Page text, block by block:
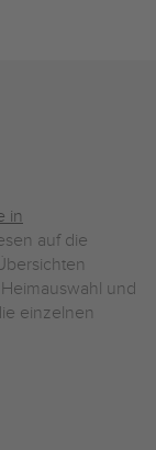
in
auf die
und
einzelnen